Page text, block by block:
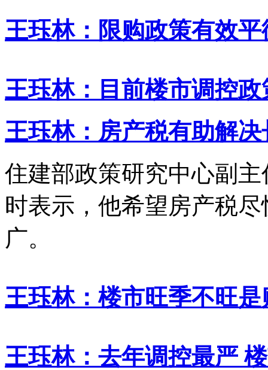
王珏林：限购政策有效
王珏林：目前楼市调控
王珏林：房产税有助解
住建部政策研究中心副
时表示，他希望房产税
广。
王珏林：楼市旺季不旺
王珏林：去年调控最严